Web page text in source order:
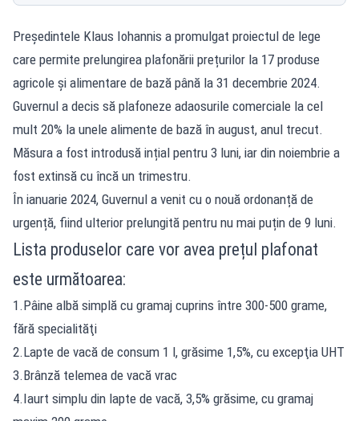
Președintele Klaus Iohannis a promulgat proiectul de lege
care permite prelungirea plafonării prețurilor la 17 produse
agricole și alimentare de bază până la 31 decembrie 2024.
Guvernul a decis să plafoneze adaosurile comerciale la cel
mult 20% la unele alimente de bază în august, anul trecut.
Măsura a fost introdusă ințial pentru 3 luni, iar din noiembrie a
fost extinsă cu încă un trimestru.
În ianuarie 2024, Guvernul a venit cu o nouă ordonanță de
urgență, fiind ulterior prelungită pentru nu mai puțin de 9 luni.
Lista produselor care vor avea prețul plafonat
este următoarea:
1.Pâine albă simplă cu gramaj cuprins între 300-500 grame,
fără specialităţi
2.Lapte de vacă de consum 1 l, grăsime 1,5%, cu excepţia UHT
3.Brânză telemea de vacă vrac
4.Iaurt simplu din lapte de vacă, 3,5% grăsime, cu gramaj